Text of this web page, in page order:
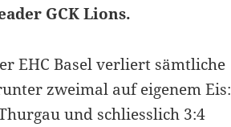
GCK Lions.
EHC Basel verliert sämtliche
zweimal auf eigenem Eis:
und schliesslich 3:4